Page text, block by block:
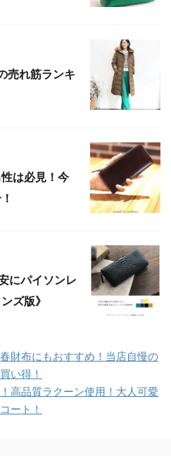
売れ筋ランキ
は必見！今
にパイソンレ
ズ版》
財布にもおすすめ！当店自慢の
い得！
高品質ラクーン使用！大人可愛
ート！